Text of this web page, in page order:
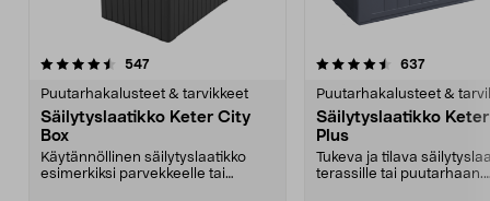
547arvostelut
Puutarhakalusteet & tarvikkeet
Säilytyslaatikko Keter City
Box
Käytännöllinen säilytyslaatikko
esimerkiksi parvekkeelle tai
4.5 viidestä
637arvostelut
Puutarhakalusteet &
Säilytyslaatikko
Plus
Tukeva ja tilava
terassille tai puutarhaan.
4.5 viidestä